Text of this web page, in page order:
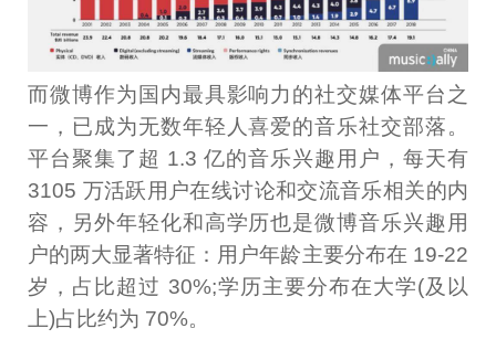
而微博作为国内最具影响力的社交媒体平台之
一，已成为无数年轻人喜爱的音乐社交部落。
平台聚集了超 1.3 亿的音乐兴趣用户，每天有
3105 万活跃用户在线讨论和交流音乐相关的内
容，另外年轻化和高学历也是微博音乐兴趣用
户的两大显著特征：用户年龄主要分布在 19-22
岁，占比超过 30%;学历主要分布在大学(及以
上)占比约为 70%。